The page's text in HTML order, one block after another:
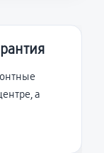
а